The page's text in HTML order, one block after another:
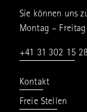
Sie können uns
Montag –
+41 31 302 15 28
Kontakt
Freie Stellen